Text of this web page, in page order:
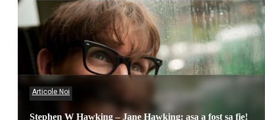
Articole Noi
Stephen W Hawking – Jane Hawking: asa a fost sa fie!